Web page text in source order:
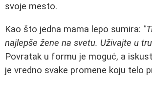
svoje mesto.
Kao što jedna mama lepo sumira:
najlepše žene na svetu. Uživajte u
Povratak u formu je moguć, a
je vredno svake promene koju telo